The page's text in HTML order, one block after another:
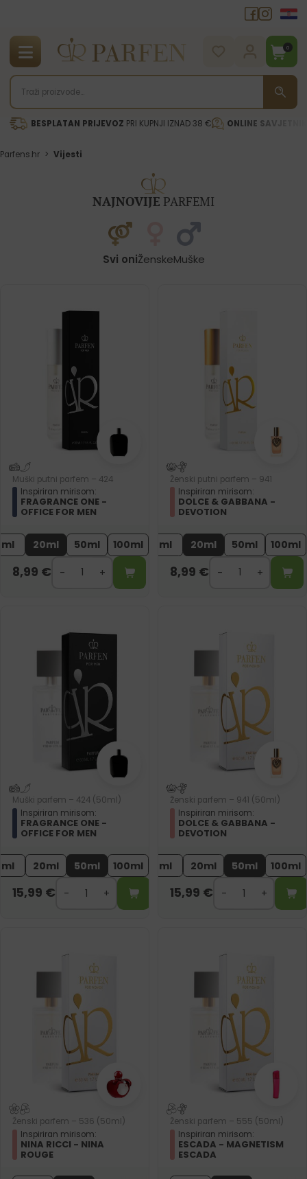
0
BESPLATAN PRIJEVOZ PRI KUPNJI IZNAD 38 € ONLINE
Parfens.hr > Vijesti
NAJNOVIJE PARFEMI
Svi oniŽenskeMuške
Muški putni parfem – 424
Inspiriran mirisom:
FRAGRANCE ONE -
OFFICE FOR MEN
20ml 50ml 100ml
8,99 €
Ženski putni parfem – 941
Inspiriran mirisom:
DOLCE & GABBANA -
DEVOTION
2ml 20ml 50ml 100ml
8,99 €
Muški parfem – 424 (50ml)
Inspiriran mirisom:
FRAGRANCE ONE -
OFFICE FOR MEN
20ml 50ml 100ml
15,99 €
Ženski parfem – 941 (50ml)
Inspiriran mirisom:
DOLCE & GABBANA -
DEVOTION
2ml 20ml 50ml 100ml
15,99 €
Ženski parfem – 536 (50ml)
Inspiriran mirisom:
NINA RICCI - NINA
ROUGE
Ženski parfem – 555 (50ml)
Inspiriran mirisom:
ESCADA - MAGNETISM
ESCADA